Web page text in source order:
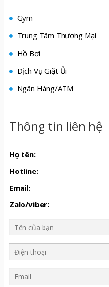
Gym
Trung Tâm Thương Mại
Hồ Bơi
Dịch Vụ Giặt Ủi
Ngân Hàng/ATM
Thông tin liên hệ
Họ tên:
Hotline:
Email:
Zalo/viber: